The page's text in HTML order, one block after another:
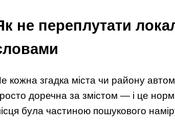
не переплутати
кожна згадка міста чи району
доречна за змістом — і це
була частиною пошукового